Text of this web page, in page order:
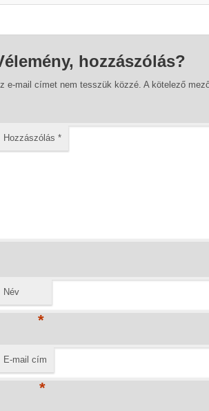
hozzászólás?
e-mail címet nem tesszük közzé. A kötelező
Hozzászólás *
Név
*
E-mail cím
*